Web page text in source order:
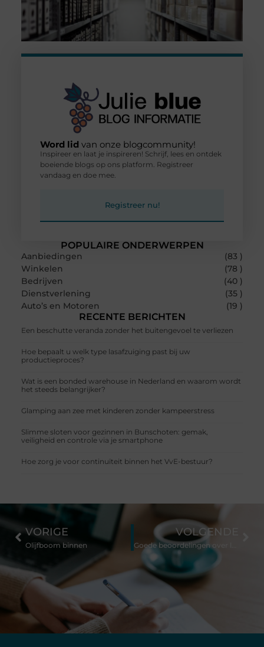
POPULAIRE ONDERWERPEN
Aanbiedingen
(83 )
Winkelen
(78 )
Bedrijven
(40 )
Dienstverlening
(35 )
Auto’s en Motoren
(19 )
RECENTE BERICHTEN
Een beschutte veranda zonder het buitengevoel te verliezen
Hoe bepaalt u welk type lasafzuiging past bij uw
productieproces?
Wat is een bonded warehouse in Nederland en waarom wordt
het steeds belangrijker?
Glamping aan zee met kinderen zonder kampeerstress
Slimme sloten voor gezinnen in Bunschoten: gemak,
veiligheid en controle via je smartphone
Hoe zorg je voor continuïteit binnen het VvE-bestuur?
Word lid van onze blogcommunity!
Inspireer en laat je inspireren! Schrijf, lees en ontdek
boeiende blogs op ons platform. Registreer
vandaag en doe mee.
Registreer nu!
VORIGE
Olijfboom binnen
VOLGENDE